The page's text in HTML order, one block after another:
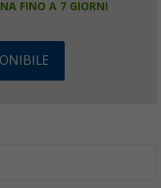
FINO A 7 GIORNI